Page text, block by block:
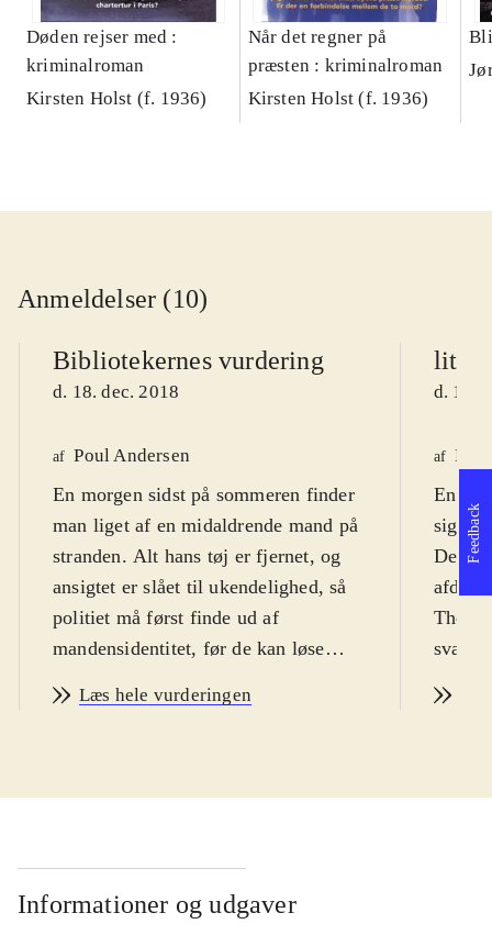
Døden rejser med :
kriminalroman
Kirsten Holst (f. 1936)
Når det regner på
præsten : kriminalroman
Kirsten Holst (f. 1936)
Anmeldelser (10)
Bibliotekernes vurdering
d. 18. dec. 2018
af Poul Andersen
En morgen sidst på sommeren finder
man liget af en midaldrende mand på
stranden. Alt hans tøj er fjernet, og
ansigtet er slået til ukendelighed, så
politiet må først finde ud af
mandensidentitet, før de kan løse
han blev myrdet. Da man først har
omgangskreds alle havde eneller flere
kan stille med det perfekte alibi.
Gåden synes uløselig, indtil
kriminalassistent Høyer pludselig får
Læs hele vurderingen
d. 1.
af
En
sig i
Det
svær
Informationer og udgaver
Feedback